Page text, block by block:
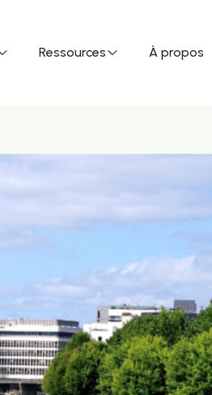
Ressources À propos